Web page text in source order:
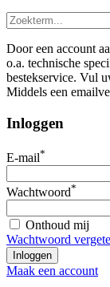
Door een account
o.a. technische
bestekservice. Vul
Middels een
Inloggen
E-mail*
Wachtwoord*
Onthoud mij
Wachtwoord
Maak een account